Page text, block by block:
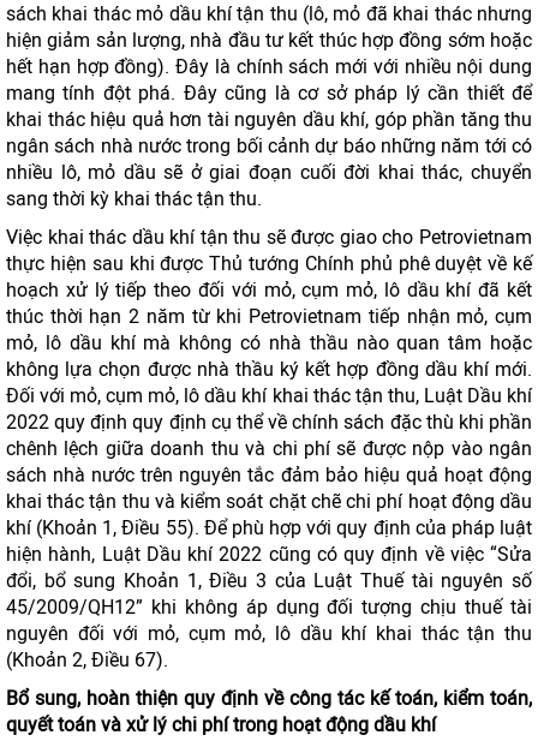
sách khai thác mỏ dầu khí tận thu (lô, mỏ đã khai thác nhưng
hiện giảm sản lượng, nhà đầu tư kết thúc hợp đồng sớm hoặc
hết hạn hợp đồng). Đây là chính sách mới với nhiều nội dung
mang tính đột phá. Đây cũng là cơ sở pháp lý cần thiết để
khai thác hiệu quả hơn tài nguyên dầu khí, góp phần tăng thu
ngân sách nhà nước trong bối cảnh dự báo những năm tới có
nhiều lô, mỏ dầu sẽ ở giai đoạn cuối đời khai thác, chuyển
sang thời kỳ khai thác tận thu.
Việc khai thác dầu khí tận thu sẽ được giao cho Petrovietnam
thực hiện sau khi được Thủ tướng Chính phủ phê duyệt về kế
hoạch xử lý tiếp theo đối với mỏ, cụm mỏ, lô dầu khí đã kết
thúc thời hạn 2 năm từ khi Petrovietnam tiếp nhận mỏ, cụm
mỏ, lô dầu khí mà không có nhà thầu nào quan tâm hoặc
không lựa chọn được nhà thầu ký kết hợp đồng dầu khí mới.
Đối với mỏ, cụm mỏ, lô dầu khí khai thác tận thu, Luật Dầu khí
2022 quy định quy định cụ thể về chính sách đặc thù khi phần
chênh lệch giữa doanh thu và chi phí sẽ được nộp vào ngân
sách nhà nước trên nguyên tắc đảm bảo hiệu quả hoạt động
khai thác tận thu và kiểm soát chặt chẽ chi phí hoạt động dầu
khí (Khoản 1, Điều 55). Để phù hợp với quy định của pháp luật
hiện hành, Luật Dầu khí 2022 cũng có quy định về việc “Sửa
đổi, bổ sung Khoản 1, Điều 3 của Luật Thuế tài nguyên số
45/2009/QH12” khi không áp dụng đối tượng chịu thuế tài
nguyên đối với mỏ, cụm mỏ, lô dầu khí khai thác tận thu
(Khoản 2, Điều 67).
Bổ sung, hoàn thiện quy định về công tác kế toán, kiểm toán,
quyết toán và xử lý chi phí trong hoạt động dầu khí